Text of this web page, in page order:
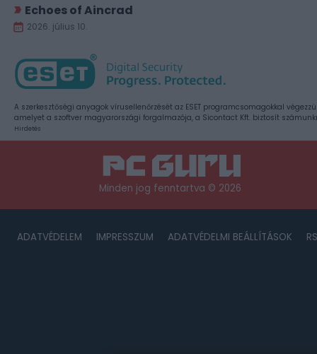
Echoes of Aincrad
2026. július 10.
A szerkesztőségi anyagok vírusellenőrzését az ESET programcsomagokkal
amelyet a szoftver magyarországi forgalmazója, a Sicontact Kft. biztosít
Hirdetés
Minden jog fenntartva © 2026
ADATVÉDELEM IMPRESSZUM ADATVÉDELMI BEÁLLÍTÁSOK